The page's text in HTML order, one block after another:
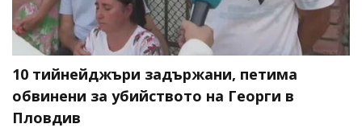
10 тийнейджъри задържани, петима
обвинени за убийството на Георги в
Пловдив